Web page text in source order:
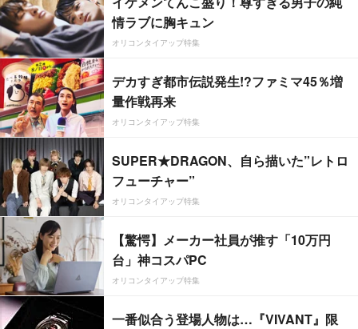
情ラブに胸キュン
オリコンタイアップ特集
デカすぎ都市伝説発生!?ファミマ45％増
量作戦再来
オリコンタイアップ特集
SUPER★DRAGON、自ら描いた”レトロ
フューチャー”
オリコンタイアップ特集
【驚愕】メーカー社員が推す「10万円
台」神コスパPC
オリコンタイアップ特集
一番似合う登場人物は…『VIVANT』限